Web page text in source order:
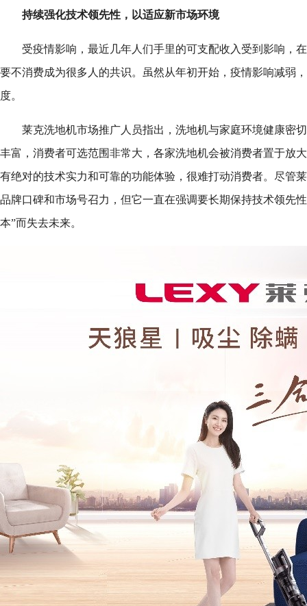
持续强化技术领先性， 以适应新市场环境
受疫情影响，最近几年人们手里的可支配收入受到影响，
要不消费成为很多人的共识。虽然从年初开始，疫情影响减弱
度。
莱克洗地机市场推广人员指出，洗地机与家庭环境健康密
丰富，消费者可选范围非常大，各家洗地机会被消费者置于放
有绝对的技术实力和可靠的功能体验，很难打动消费者。尽管
品牌口碑和市场号召力，但它一直在强调要长期保持技术领先
本”而失去未来。